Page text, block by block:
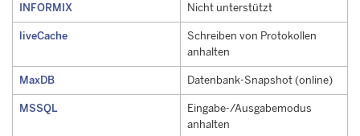
INFORMIX Nicht unterstützt
liveCache
Schreiben von Protokollen
anhalten
MaxDB Datenbank-Snapshot (online)
MSSQL
Eingabe-/Ausgabemodus
anhalten